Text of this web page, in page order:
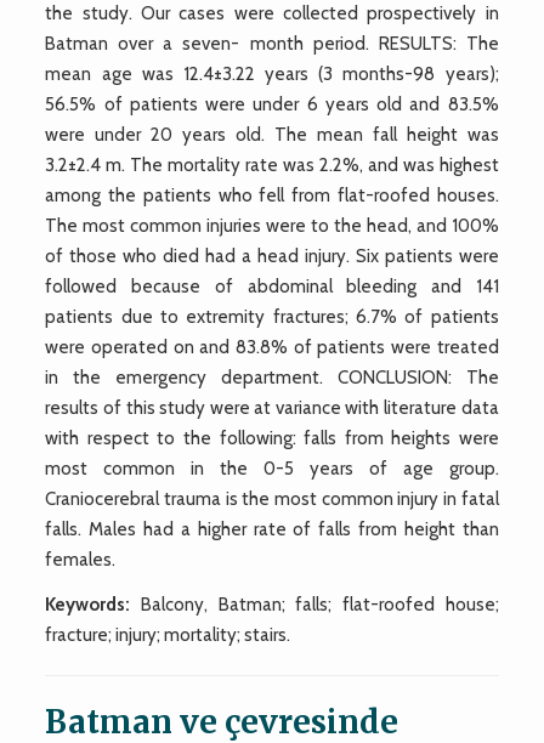
the study. Our cases were collected prospectively in
Batman over a seven- month period. RESULTS: The
mean age was 12.4±3.22 years (3 months-98 years);
56.5% of patients were under 6 years old and 83.5%
were under 20 years old. The mean fall height was
3.2±2.4 m. The mortality rate was 2.2%, and was highest
among the patients who fell from flat-roofed houses.
The most common injuries were to the head, and 100%
of those who died had a head injury. Six patients were
followed because of abdominal bleeding and 141
patients due to extremity fractures; 6.7% of patients
were operated on and 83.8% of patients were treated
in the emergency department. CONCLUSION: The
results of this study were at variance with literature data
with respect to the following: falls from heights were
most common in the 0-5 years of age group.
Craniocerebral trauma is the most common injury in fatal
falls. Males had a higher rate of falls from height than
females.
Keywords: Balcony, Batman; falls; flat-roofed house;
fracture; injury; mortality; stairs.
Batman ve çevresinde